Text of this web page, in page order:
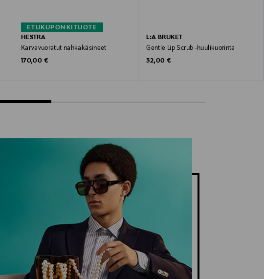
ETUKUPONKITUOTE
HESTRA
Karvavuoratut nahkakäsineet
Original Price
170,00 €
L:A BRUKET
Gentle Lip Scrub -huulikuorinta
Original Price
32,00 €